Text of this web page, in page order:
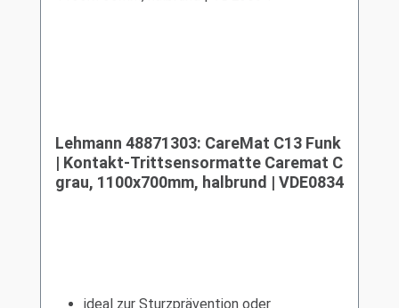
Lehmann 48871303: CareMat C13 Funk
| Kontakt-Trittsensormatte Caremat C
grau, 1100x700mm, halbrund | VDE0834
ideal zur Sturzprävention oder